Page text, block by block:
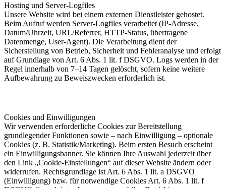
Hosting und Server-Logfiles
Unsere Website wird bei einem externen Dienstleister gehostet.
Beim Aufruf werden Server-Logfiles verarbeitet (IP-Adresse,
Datum/Uhrzeit, URL/Referrer, HTTP-Status, übertragene
Datenmenge, User-Agent). Die Verarbeitung dient der
Sicherstellung von Betrieb, Sicherheit und Fehleranalyse und erfolgt
auf Grundlage von Art. 6 Abs. 1 lit. f DSGVO. Logs werden in der
Regel innerhalb von 7–14 Tagen gelöscht, sofern keine weitere
Aufbewahrung zu Beweiszwecken erforderlich ist.
Cookies und Einwilligungen
Wir verwenden erforderliche Cookies zur Bereitstellung
grundlegender Funktionen sowie – nach Einwilligung – optionale
Cookies (z. B. Statistik/Marketing). Beim ersten Besuch erscheint
ein Einwilligungsbanner. Sie können Ihre Auswahl jederzeit über
den Link „Cookie-Einstellungen“ auf dieser Website ändern oder
widerrufen. Rechtsgrundlage ist Art. 6 Abs. 1 lit. a DSGVO
(Einwilligung) bzw. für notwendige Cookies Art. 6 Abs. 1 lit. f